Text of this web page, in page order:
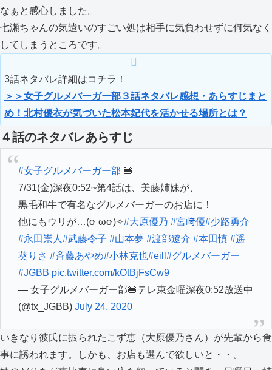
なぁと感心しました。
七瀬ちゃんの気遣いのすごい処は相手に気負わせずに何気なく
してしまうところです。
3話ネタバレ詳細はコチラ！
＞＞女子グルメバーガー部３話ネタバレ感想・あらすじまと
め！北村優衣が気づいた松本妃代を活かせる場所とは？
４話のネタバレあらすじ
#女子グルメバーガー部 🍔
7/31(金)深夜0:52~第4話は、美藤姉妹が、
黒毛和牛で有名なグルメバーガーのお店に！
他にもウリが…(ơ ωơ)✧#大原優乃 #宮﨑優#少路勇介
#永田崇人 #武藤令子 #山本夢 #渡部遼介 #本田慎 #遥
葵りさ #斉藤あやめ#小林克也#eill #グルメバーガー
#JGBB pic.twitter.com/kOtBjFsCw9
— 女子グルメバーガー部🍔テレ東金曜深夜0:52放送中
(@tx_JGBB) July 24, 2020
いきなり彼氏に振られたこず恵（大原優乃さん）が先輩から食
事に誘われます。しかも、お店も選んで欲しいと・・。